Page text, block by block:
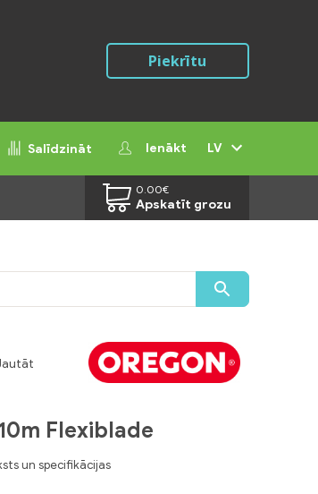
Piekrītu
Salīdzināt Ienākt LV
0.00€
Apskatīt grozu
Flexiblade
un specifikācijas